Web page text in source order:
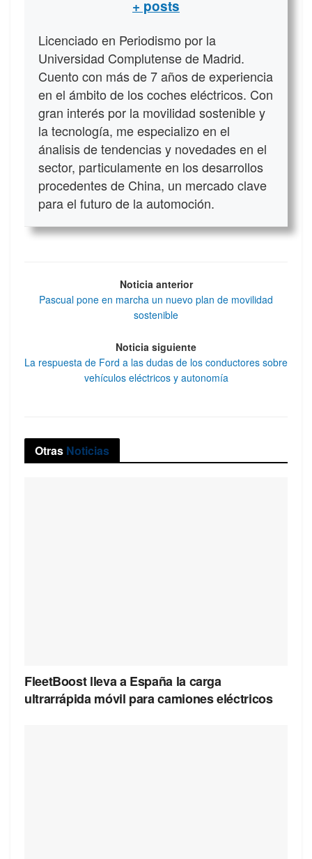
+ posts
Licenciado en Periodismo por la
Universidad Complutense de Madrid.
Cuento con más de 7 años de experiencia
en el ámbito de los coches eléctricos. Con
gran interés por la movilidad sostenible y
la tecnología, me especializo en el
ánalisis de tendencias y novedades en el
sector, particulamente en los desarrollos
procedentes de China, un mercado clave
para el futuro de la automoción.
Noticia anterior
Pascual pone en marcha un nuevo plan de movilidad
sostenible
Noticia siguiente
La respuesta de Ford a las dudas de los conductores sobre
vehículos eléctricos y autonomía
Otras Noticias
FleetBoost lleva a España la carga
ultrarrápida móvil para camiones eléctricos